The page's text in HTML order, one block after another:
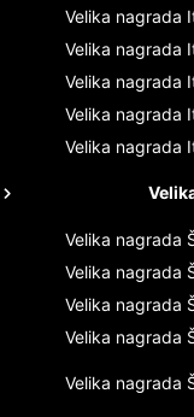
Velika nagrada
Velika nagrada
Velika nagrada
Velika nagrada
Velika nagrada
Velika nagrada
Velika nagrada
Velika nagrada
Velika nagrada
Velika nagrada